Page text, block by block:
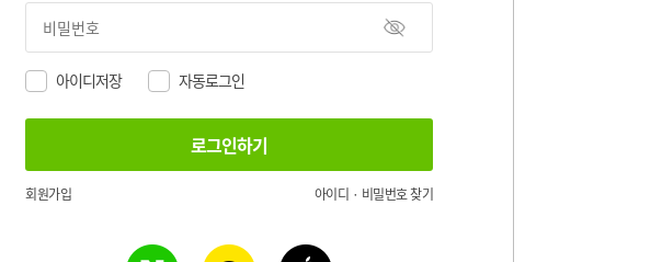
아이디저장 자동로그인
회원가입 아이디 · 비밀번호 찾기